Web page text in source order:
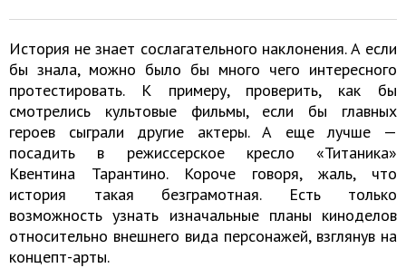
История не знает сослагательного наклонения. А если
бы знала, можно было бы много чего интересного
протестировать. К примеру, проверить, как бы
смотрелись культовые фильмы, если бы главных
героев сыграли другие актеры. А еще лучше —
посадить в режиссерское кресло «Титаника»
Квентина Тарантино. Короче говоря, жаль, что
история такая безграмотная. Есть только
возможность узнать изначальные планы киноделов
относительно внешнего вида персонажей, взглянув на
концепт-арты.